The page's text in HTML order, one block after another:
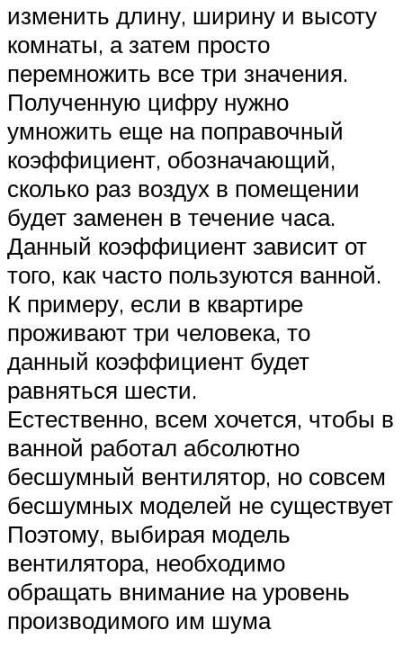
изменить длину, ширину и высоту
комнаты, а затем просто
перемножить все три значения.
Полученную цифру нужно
умножить еще на поправочный
коэффициент, обозначающий,
сколько раз воздух в помещении
будет заменен в течение часа.
Данный коэффициент зависит от
того, как часто пользуются ванной.
К примеру, если в квартире
проживают три человека, то
данный коэффициент будет
равняться шести.
Естественно, всем хочется, чтобы в
ванной работал абсолютно
бесшумный вентилятор, но совсем
бесшумных моделей не существует
Поэтому, выбирая модель
вентилятора, необходимо
обращать внимание на уровень
производимого им шума